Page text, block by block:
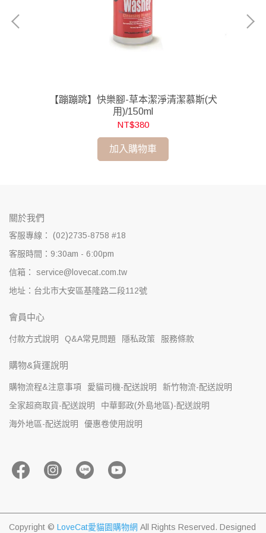
【蹦蹦跳】快樂腳-草本潔淨清潔慕斯(犬
用)/150ml
NT$380
加入購物車
關於我們
客服專線： (02)2735-8758 #18
客服時間：9:30am - 6:00pm
信箱： service@lovecat.com.tw
地址：台北市大安區基隆路二段112號
會員中心
付款方式說明 Q&A常見問題 隱私政策 服務條款
購物&貨運說明
購物流程&注意事項 愛貓司機-配送說明
新竹物流-配送說明
全家超商取貨-配送說明
中華郵政(外島地區)-配送說明
海外地區-配送說明
優惠卷使用說明
Copyright © LoveCat愛貓園購物網 All Rights Reserved. Designed